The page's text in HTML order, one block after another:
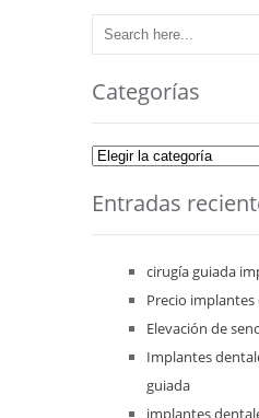
Categorías
Categorías
Entradas
cirugía guiada
Precio implantes
Elevación de
Implantes
guiada
implantes